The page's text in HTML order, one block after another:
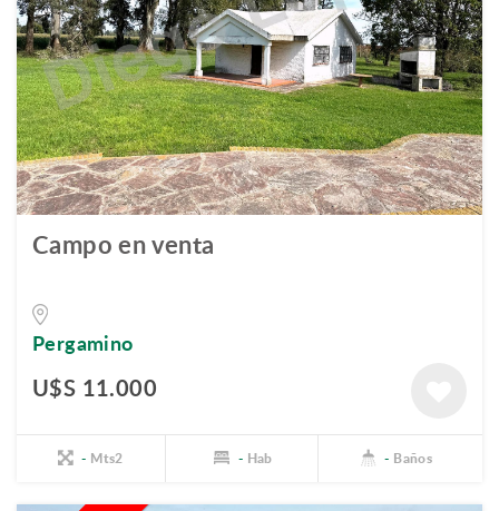
Campo en venta
Pergamino
U$S 11.000
- Mts2 - Hab - Baños